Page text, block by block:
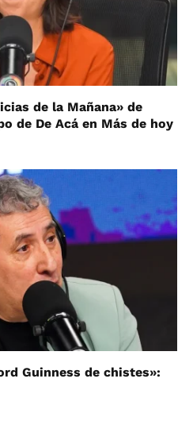
de la Mañana» de
de De Acá en Más de hoy
Guinness de chistes»: